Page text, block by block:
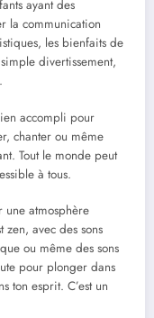
ayant des
la communication
les bienfaits de
divertissement,
accompli pour
chanter ou même
Tout le monde peut
à tous.
une atmosphère
avec des sons
ou même des sons
pour plonger dans
ton esprit. C’est un